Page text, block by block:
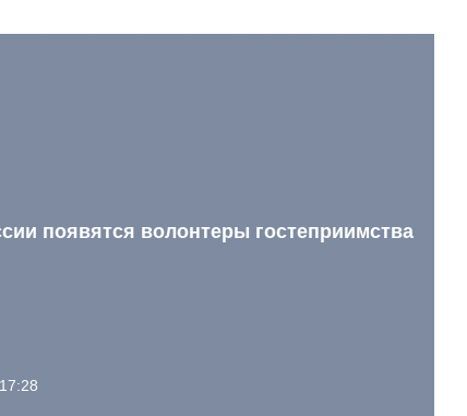
появятся волонтеры гостеприимства